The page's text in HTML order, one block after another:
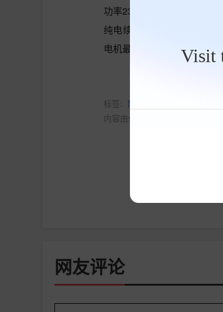
Visit
功率231千瓦，三电机版每
纯电续航分别为197km和
电机最大功率分别为210千瓦
标签: 阿维塔
内容由作者提供，不代表易车立场
网友评论